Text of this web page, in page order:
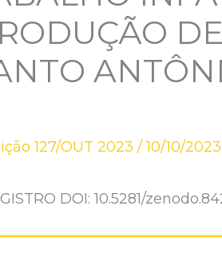
127/OUT 2023 /10/10/2023
DOI: 10.5281/